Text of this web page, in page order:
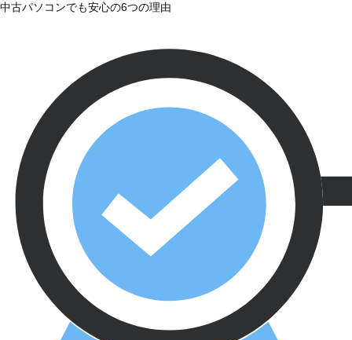
中古パソコンでも安心の6つの理由